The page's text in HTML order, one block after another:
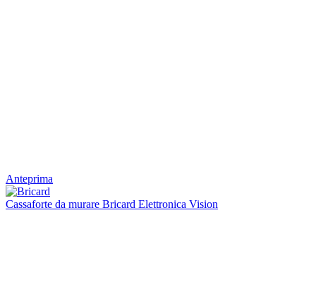
Anteprima
Cassaforte da murare Bricard Elettronica Vision